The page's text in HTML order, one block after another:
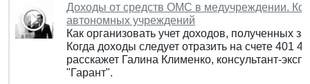
Доходы от средств ОМС в медучреждении.
автономных учреждений
Как организовать учет доходов, полученных
Когда доходы следует отразить на счете 401
расскажет Галина Клименко, консультант-
"Гарант".